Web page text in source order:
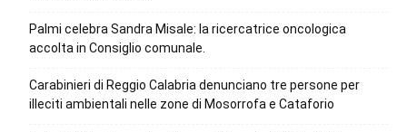
Palmi celebra Sandra Misale: la ricercatrice oncologica
accolta in Consiglio comunale.
Carabinieri di Reggio Calabria denunciano tre persone per
illeciti ambientali nelle zone di Mosorrofa e Cataforio